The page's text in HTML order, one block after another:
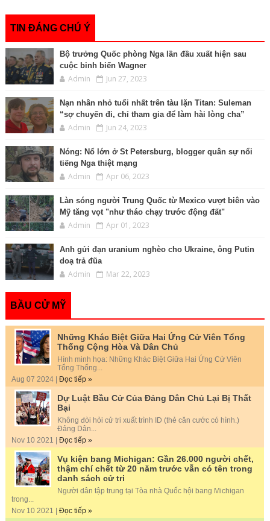
k
e
TIN ĐÁNG CHÚ Ý
Bộ trưởng Quốc phòng Nga lần đầu xuất hiện sau
cuộc binh biến Wagner
Admin Jun 27, 2023
Nạn nhân nhỏ tuổi nhất trên tàu lặn Titan: Suleman
“sợ chuyến đi, chỉ tham gia để làm hài lòng cha”
Admin Jun 24, 2023
Nóng: Nổ lớn ở St Petersburg, blogger quân sự nổi
tiếng Nga thiệt mạng
Admin Apr 06, 2023
Làn sóng người Trung Quốc từ Mexico vượt biên vào
Mỹ tăng vọt "như tháo chạy trước động đất"
Admin Apr 01, 2023
Anh gửi đạn uranium nghèo cho Ukraine, ông Putin
doạ trả đũa
Admin Mar 22, 2023
BẦU CỬ MỸ
Những Khác Biệt Giữa Hai Ứng Cử Viên Tổng
Thống Cộng Hòa Và Dân Chủ
Hình minh họa: Những Khác Biệt Giữa Hai Ứng Cử Viên
Tổng Thống...
Aug 07 2024 | Đọc tiếp »
Dự Luật Bầu Cử Của Đảng Dân Chủ Lại Bị Thất
Bại
Không đòi hỏi cử tri xuất trình ID (thẻ căn cước có hình.)
Đảng Dân...
Nov 10 2021 | Đọc tiếp »
Vụ kiện bang Michigan: Gần 26.000 người chết,
thậm chí chết từ 20 năm trước vẫn có tên trong
danh sách cử tri
Người dân tập trung tại Tòa nhà Quốc hội bang Michigan
trong...
Nov 10 2021 | Đọc tiếp »